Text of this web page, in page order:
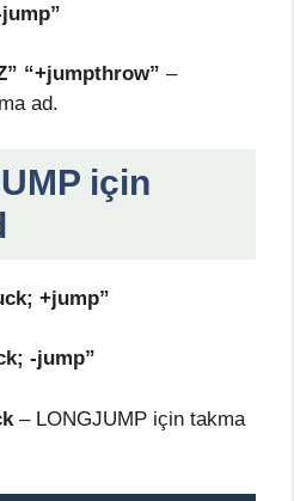
“+jumpthrow” –
ad.
için
+jump”
-jump”
– LONGJUMP için takma